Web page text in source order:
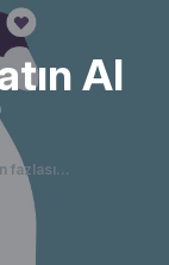
Al
fazlası...